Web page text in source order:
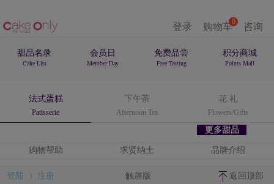
登录 0
购物车 咨询
甜品名录
Cake List
会员日
Member Day
免费品尝
Free Tasting
积分商城
Points Mall
法式蛋糕
Patisserie
下午茶
Afternoon Tea
花.礼
Flowers/Gifts
更多甜品
购物帮助 求贤纳士 品牌介绍
登陆 注册 触屏版 返回顶部